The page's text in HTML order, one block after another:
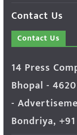
Contact Us
Contact Us
14 Press
Bhopal -
-
Bondriya,